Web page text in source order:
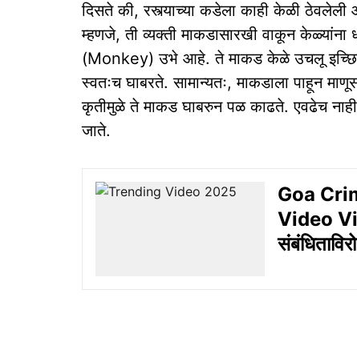
दिसते की, रस्त्याच्या कडेला काही केळी
म्हणजे, ती व्यक्ती माकडासारखी वाकून
(Monkey) उभे आहे. ते माकड केळे उचलू इच्छिते,
स्वतःच घाबरते. सामान्यतः, माकडाला पाहून
कृतीमुळे ते माकड घाबरुन पळ काढते. एवढेच
जाते.
Goa
Video